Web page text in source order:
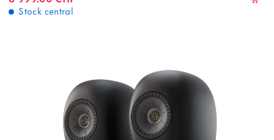
Stock central